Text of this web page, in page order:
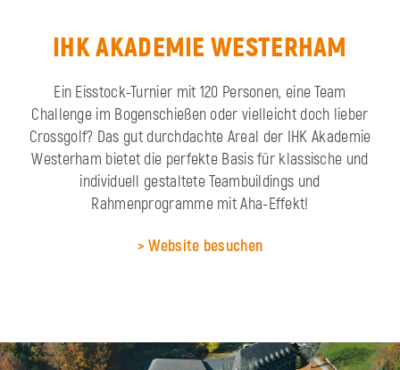
IHK AKADEMIE WESTERHAM
Ein Eisstock-Turnier mit 120 Personen, eine Team
Challenge im Bogenschießen oder vielleicht doch lieber
Crossgolf? Das gut durchdachte Areal der IHK Akademie
Westerham bietet die perfekte Basis für klassische und
individuell gestaltete Teambuildings und
Rahmenprogramme mit Aha-Effekt!
> Website besuchen